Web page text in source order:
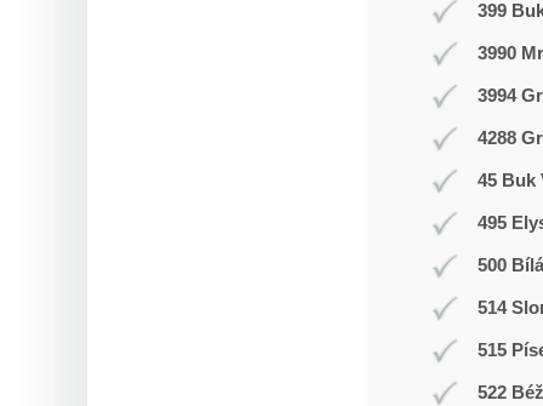
399
3990
3994
4288
45 Buk
495
500 Bílá
514
515
522